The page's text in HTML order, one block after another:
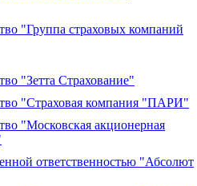
"Группа страховых компаний
"Зетта Страхование"
"Страховая компания "ПАРИ"
"Московская акционерная
ответственностью "Абсолют